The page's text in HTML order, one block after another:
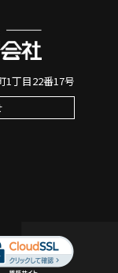
1丁目22番17号